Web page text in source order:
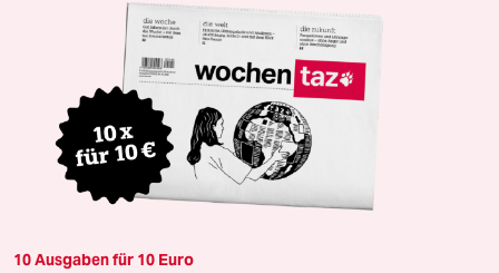
10 Ausgaben für 10 Euro